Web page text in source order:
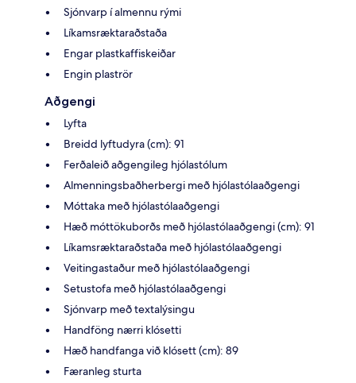
Sjónvarp í almennu rými
Líkamsræktaraðstaða
Engar plastkaffiskeiðar
Engin plaströr
Aðgengi
Lyfta
Breidd lyftudyra (cm): 91
Ferðaleið aðgengileg hjólastólum
Almenningsbaðherbergi með hjólastólaaðgengi
Móttaka með hjólastólaaðgengi
Hæð móttökuborðs með hjólastólaaðgengi (cm): 91
Líkamsræktaraðstaða með hjólastólaaðgengi
Veitingastaður með hjólastólaaðgengi
Setustofa með hjólastólaaðgengi
Sjónvarp með textalýsingu
Handföng nærri klósetti
Hæð handfanga við klósett (cm): 89
Færanleg sturta